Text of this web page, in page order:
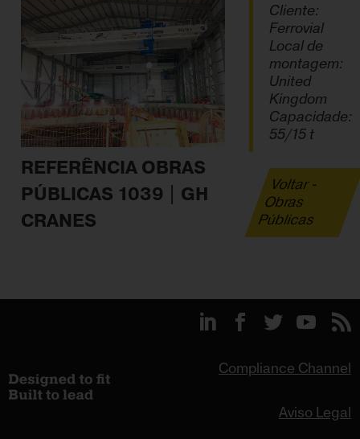
REFERÊNCIA OBRAS
PÚBLICAS 1039 | GH
CRANES
Cliente:
Ferrovial
Local de
montagem:
United
Kingdom
Capacidade:
55/15 t
Voltar -
Obras
Públicas
Compliance Channel
Aviso Legal